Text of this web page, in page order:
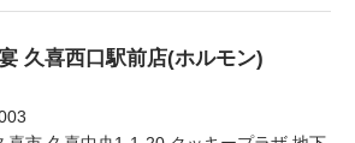
久喜西口駅前店(ホルモン)